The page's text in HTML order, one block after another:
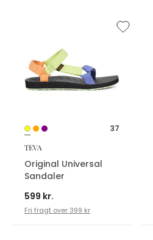
37
TEVA
Original Universal
Sandaler
599 kr.
Fri fragt over 399 kr